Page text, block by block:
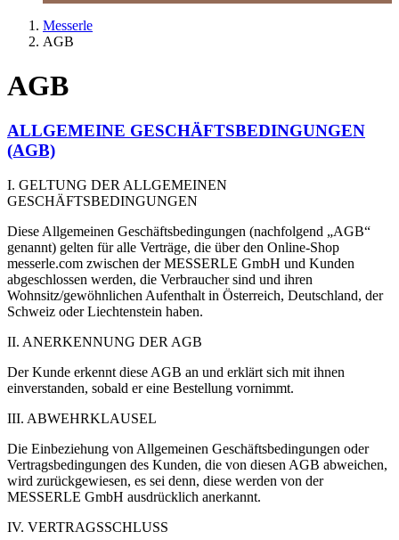
Messerle
AGB
AGB
ALLGEMEINE GESCHÄFTSBEDINGUNGEN
(AGB)
I. GELTUNG DER ALLGEMEINEN
GESCHÄFTSBEDINGUNGEN
Diese Allgemeinen Geschäftsbedingungen (nachfolgend „AGB“
genannt) gelten für alle Verträge, die über den Online-Shop
messerle.com zwischen der MESSERLE GmbH und Kunden
abgeschlossen werden, die Verbraucher sind und ihren
Wohnsitz/gewöhnlichen Aufenthalt in Österreich, Deutschland, der
Schweiz oder Liechtenstein haben.
II. ANERKENNUNG DER AGB
Der Kunde erkennt diese AGB an und erklärt sich mit ihnen
einverstanden, sobald er eine Bestellung vornimmt.
III. ABWEHRKLAUSEL
Die Einbeziehung von Allgemeinen Geschäftsbedingungen oder
Vertragsbedingungen des Kunden, die von diesen AGB abweichen,
wird zurückgewiesen, es sei denn, diese werden von der
MESSERLE GmbH ausdrücklich anerkannt.
IV. VERTRAGSSCHLUSS